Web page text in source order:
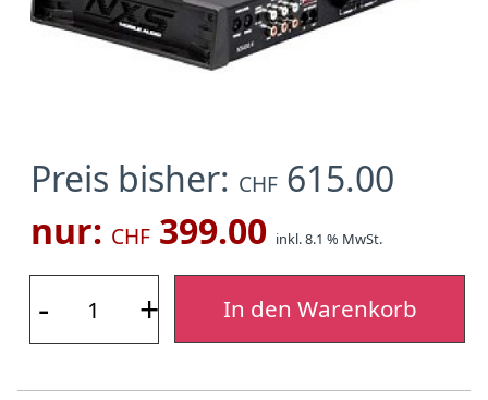
Preis bisher: CHF 615.00
nur: CHF 399.00 inkl. 8.1 % MwSt.
- + In den Warenkorb